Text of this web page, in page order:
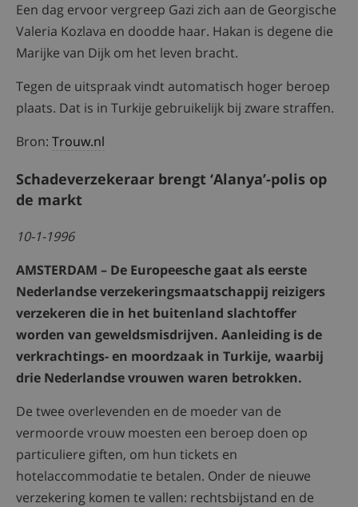
Een dag ervoor vergreep Gazi zich aan de Georgische
Valeria Kozlava en doodde haar. Hakan is degene die
Marijke van Dijk om het leven bracht.
Tegen de uitspraak vindt automatisch hoger beroep
plaats. Dat is in Turkije gebruikelijk bij zware straffen.
Bron: Trouw.nl
Schadeverzekeraar brengt ‘Alanya’-polis op
de markt
10-1-1996
AMSTERDAM – De Europeesche gaat als eerste
Nederlandse verzekeringsmaatschappij reizigers
verzekeren die in het buitenland slachtoffer
worden van geweldsmisdrijven. Aanleiding is de
verkrachtings- en moordzaak in Turkije, waarbij
drie Nederlandse vrouwen waren betrokken.
De twee overlevenden en de moeder van de
vermoorde vrouw moesten een beroep doen op
particuliere giften, om hun tickets en
hotelaccommodatie te betalen. Onder de nieuwe
verzekering komen te vallen: rechtsbijstand en de